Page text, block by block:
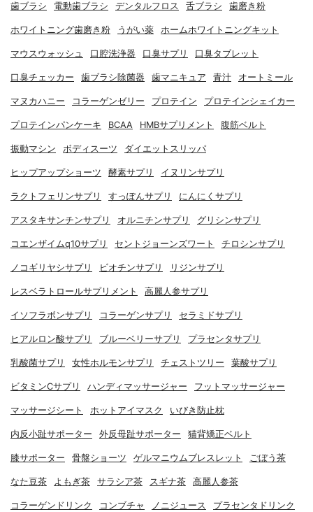
歯ブラシ 電動歯ブラシ デンタルフロス 舌ブラシ 歯磨き粉
ホワイトニング歯磨き粉 うがい薬 ホームホワイトニングキット
マウスウォッシュ 口腔洗浄器 口臭サプリ 口臭タブレット
口臭チェッカー 歯ブラシ除菌器 歯マニキュア 青汁 オートミール
マヌカハニー コラーゲンゼリー プロテイン プロテインシェイカー
プロテインパンケーキ BCAA HMBサプリメント 腹筋ベルト
振動マシン ボディスーツ ダイエットスリッパ
ヒップアップショーツ 酵素サプリ イヌリンサプリ
ラクトフェリンサプリ すっぽんサプリ にんにくサプリ
アスタキサンチンサプリ オルニチンサプリ グリシンサプリ
コエンザイムq10サプリ セントジョーンズワート チロシンサプリ
ノコギリヤシサプリ ビオチンサプリ リジンサプリ
レスベラトロールサプリメント 高麗人参サプリ
イソフラボンサプリ コラーゲンサプリ セラミドサプリ
ヒアルロン酸サプリ ブルーベリーサプリ プラセンタサプリ
乳酸菌サプリ 女性ホルモンサプリ チェストツリー 葉酸サプリ
ビタミンCサプリ ハンディマッサージャー フットマッサージャー
マッサージシート ホットアイマスク いびき防止枕
内反小趾サポーター 外反母趾サポーター 猫背矯正ベルト
膝サポーター 骨盤ショーツ ゲルマニウムブレスレット ごぼう茶
なた豆茶 よもぎ茶 サラシア茶 スギナ茶 高麗人参茶
コラーゲンドリンク コンブチャ ノニジュース プラセンタドリンク